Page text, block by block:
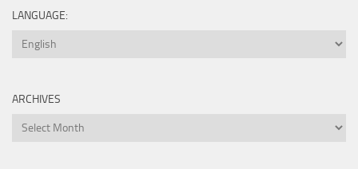
LANGUAGE:
ARCHIVES
Archives